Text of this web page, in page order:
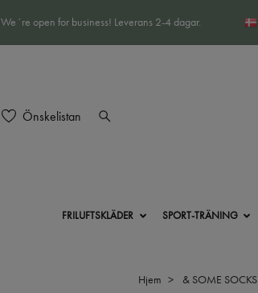
We´re open for business! Leverans 2-4 dagar.
Önskelistan
FRILUFTSKLÄDER SPORT-TRÄNING
Hjem & SOME SOCKS